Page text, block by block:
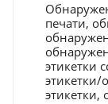
печати,
этикетки
этикетки,